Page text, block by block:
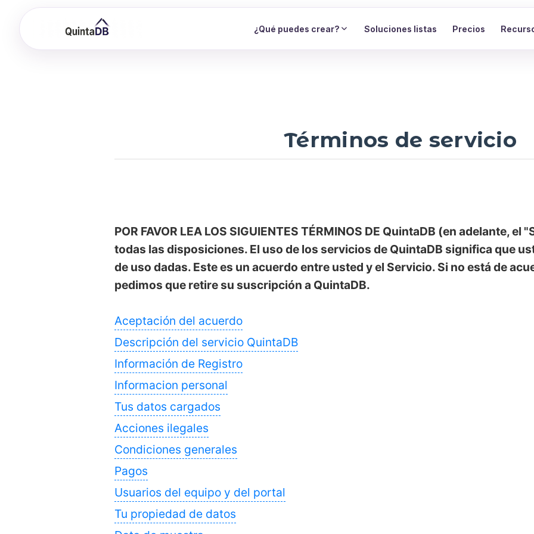
¿Qué puedes crear? Soluciones listas Precios
Términos de servicio
POR FAVOR LEA LOS SIGUIENTES TÉRMINOS DE QuintaDB (en adelante,
todas las disposiciones. El uso de los servicios de QuintaDB significa que
de uso dadas. Este es un acuerdo entre usted y el Servicio. Si no está de
pedimos que retire su suscripción a QuintaDB.
Aceptación del acuerdo
Descripción del servicio QuintaDB
Información de Registro
Informacion personal
Tus datos cargados
Acciones ilegales
Condiciones generales
Pagos
Usuarios del equipo y del portal
Tu propiedad de datos